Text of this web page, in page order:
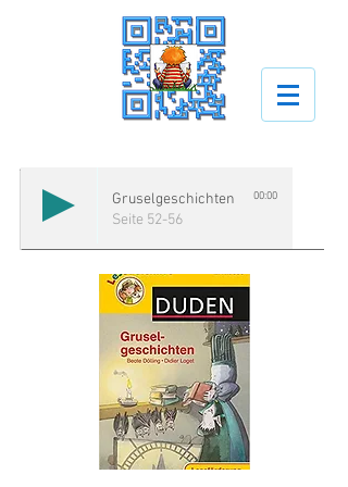
Gruselgeschichten
Seite 52-56
00:00